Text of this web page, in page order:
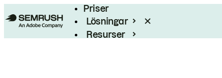
Priser
Lösningar
Resurser